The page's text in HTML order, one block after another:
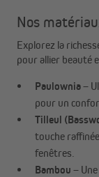
Nos
Explorez la
pour allier beauté
Paulownia–
pour un
Tilleul
touche
fenêtres.
Bambou –